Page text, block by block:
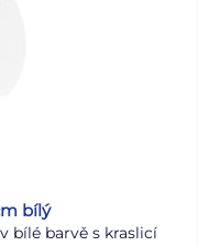
bílý
bílé barvě s kraslicí